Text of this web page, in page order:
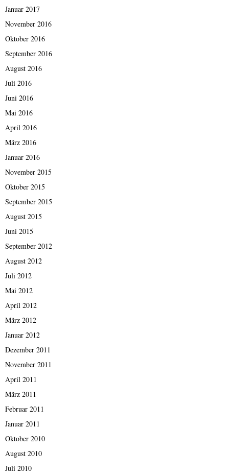
Januar 2017
November 2016
Oktober 2016
September 2016
August 2016
Juli 2016
Juni 2016
Mai 2016
April 2016
März 2016
Januar 2016
November 2015
Oktober 2015
September 2015
August 2015
Juni 2015
September 2012
August 2012
Juli 2012
Mai 2012
April 2012
März 2012
Januar 2012
Dezember 2011
November 2011
April 2011
März 2011
Februar 2011
Januar 2011
Oktober 2010
August 2010
Juli 2010